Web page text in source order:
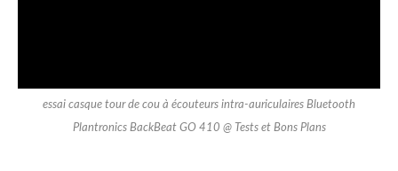
essai casque tour de cou à écouteurs intra-auriculaires Bluetooth
Plantronics BackBeat GO 410 @ Tests et Bons Plans